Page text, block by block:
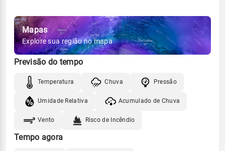
Mapas
Explore sua região no mapa
Previsão do tempo
Temperatura Chuva Pressão
Umidade Relativa Acumulado de Chuva
Vento Risco de Incêndio
Tempo agora